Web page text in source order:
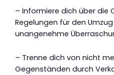
– Informiere dich über die
Regelungen für den
unangenehme
– Trenne dich von nicht
Gegenständen durch